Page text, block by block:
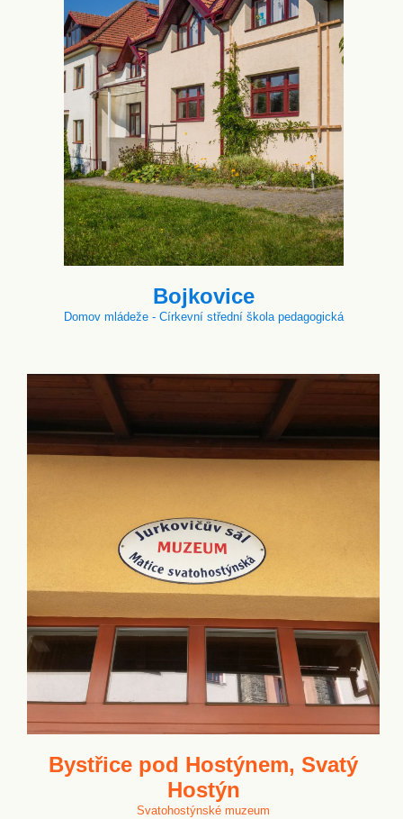
Bojkovice
Domov mládeže - Církevní střední škola pedagogická
Bystřice pod Hostýnem, Svatý
Hostýn
Svatohostýnské muzeum